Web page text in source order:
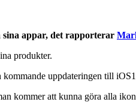
sina appar, det rapporterar
produkter.
uppdateringen till
kommer att kunna göra alla